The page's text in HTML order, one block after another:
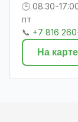
🕒 08:30-
пт
📞 +7 816
На карте